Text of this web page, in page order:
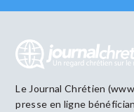
Le Journal Chrétien
presse en ligne